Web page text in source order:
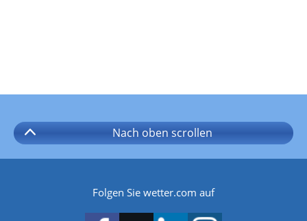
Nach oben scrollen
Folgen Sie wetter.com auf